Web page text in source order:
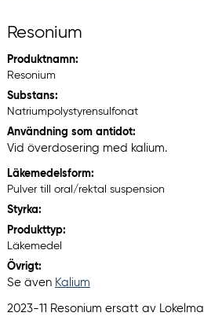
Resonium
Produktnamn:
Resonium
Substans:
Natriumpolystyrensulfonat
Användning som antidot:
Vid överdosering med kalium.
Läkemedelsform:
Pulver till oral/rektal suspension
Styrka:
Produkttyp:
Läkemedel
Övrigt:
Se även Kalium
2023-11 Resonium ersatt av Lokelma